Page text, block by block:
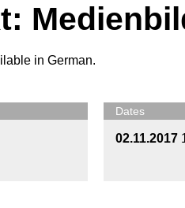
in German.
Dates
02.11.2017